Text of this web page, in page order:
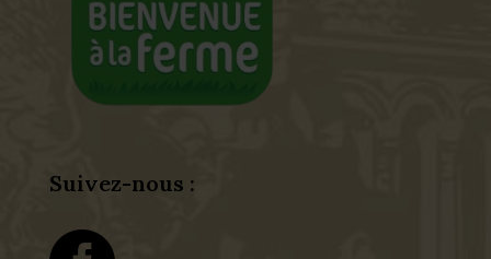
Suivez-nous :